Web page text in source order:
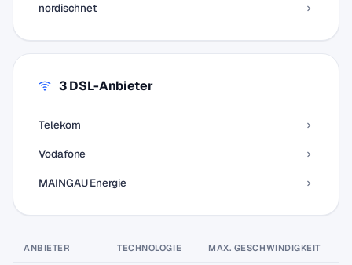
nordischnet
3 DSL-Anbieter
Telekom
Vodafone
MAINGAU Energie
ANBIETER TECHNOLOGIE MAX. GESCHWINDIGKEIT